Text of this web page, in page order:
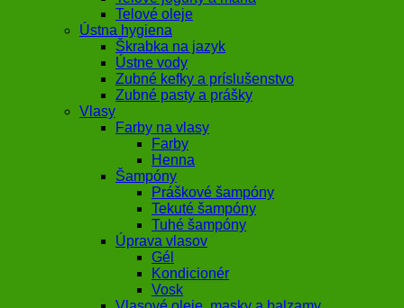
Telové oleje
Ústna hygiena
Škrabka na jazyk
Ústne vody
Zubné kefky a príslušenstvo
Zubné pasty a prášky
Vlasy
Farby na vlasy
Farby
Henna
Šampóny
Práškové šampóny
Tekuté šampóny
Tuhé šampóny
Úprava vlasov
Gél
Kondicionér
Vosk